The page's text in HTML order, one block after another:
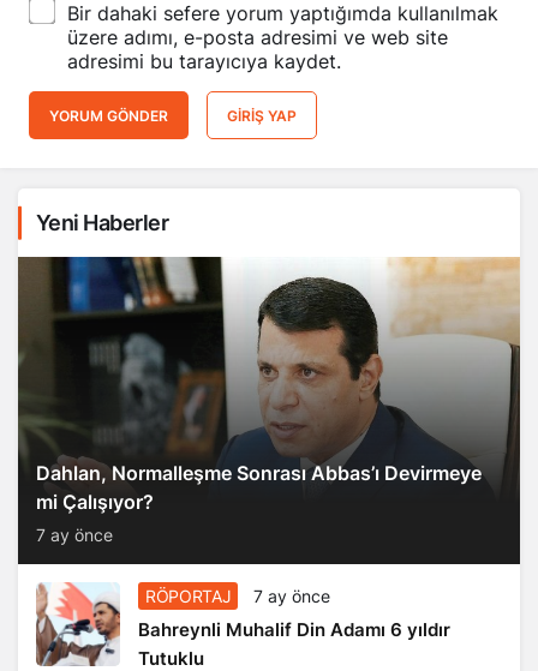
Bir dahaki sefere yorum yaptığımda kullanılmak
üzere adımı, e-posta adresimi ve web site
adresimi bu tarayıcıya kaydet.
YORUM GÖNDER GIRIŞ YAP
Yeni Haberler
Dahlan, Normalleşme Sonrası Abbas’ı Devirmeye
mi Çalışıyor?
7 ay önce
RÖPORTAJ 7 ay önce
Bahreynli Muhalif Din Adamı 6 yıldır
Tutuklu